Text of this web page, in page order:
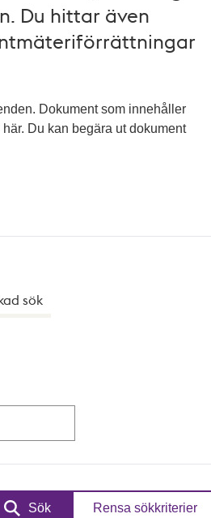
Du hittar även
Dokument som innehåller
Du kan begära ut dokument
sök
Sök Rensa sökkriterier